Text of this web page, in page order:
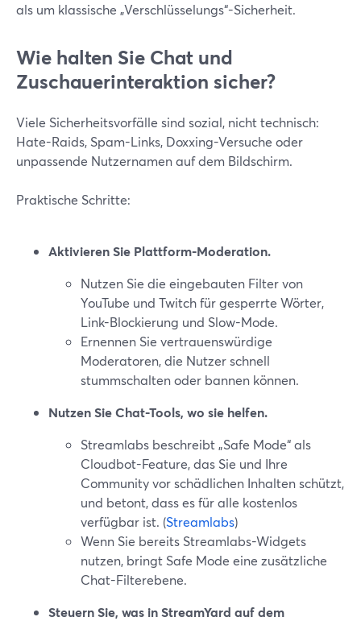
als um klassische „Verschlüsselungs“-Sicherheit.
Wie halten Sie Chat und
Zuschauerinteraktion sicher?
Viele Sicherheitsvorfälle sind sozial, nicht technisch:
Hate-Raids, Spam-Links, Doxxing-Versuche oder
unpassende Nutzernamen auf dem Bildschirm.
Praktische Schritte:
Aktivieren Sie Plattform-Moderation.
Nutzen Sie die eingebauten Filter von
YouTube und Twitch für gesperrte Wörter,
Link-Blockierung und Slow-Mode.
Ernennen Sie vertrauenswürdige
Moderatoren, die Nutzer schnell
stummschalten oder bannen können.
Nutzen Sie Chat-Tools, wo sie helfen.
Streamlabs beschreibt „Safe Mode“ als
Cloudbot-Feature, das Sie und Ihre
Community vor schädlichen Inhalten schützt,
und betont, dass es für alle kostenlos
verfügbar ist. (Streamlabs)
Wenn Sie bereits Streamlabs-Widgets
nutzen, bringt Safe Mode eine zusätzliche
Chat-Filterebene.
Steuern Sie, was in StreamYard auf dem